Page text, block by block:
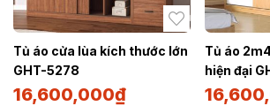
Tủ áo cửa lùa kích thước lớn
GHT-5278
16,600,000₫
Tủ áo
hiện đại